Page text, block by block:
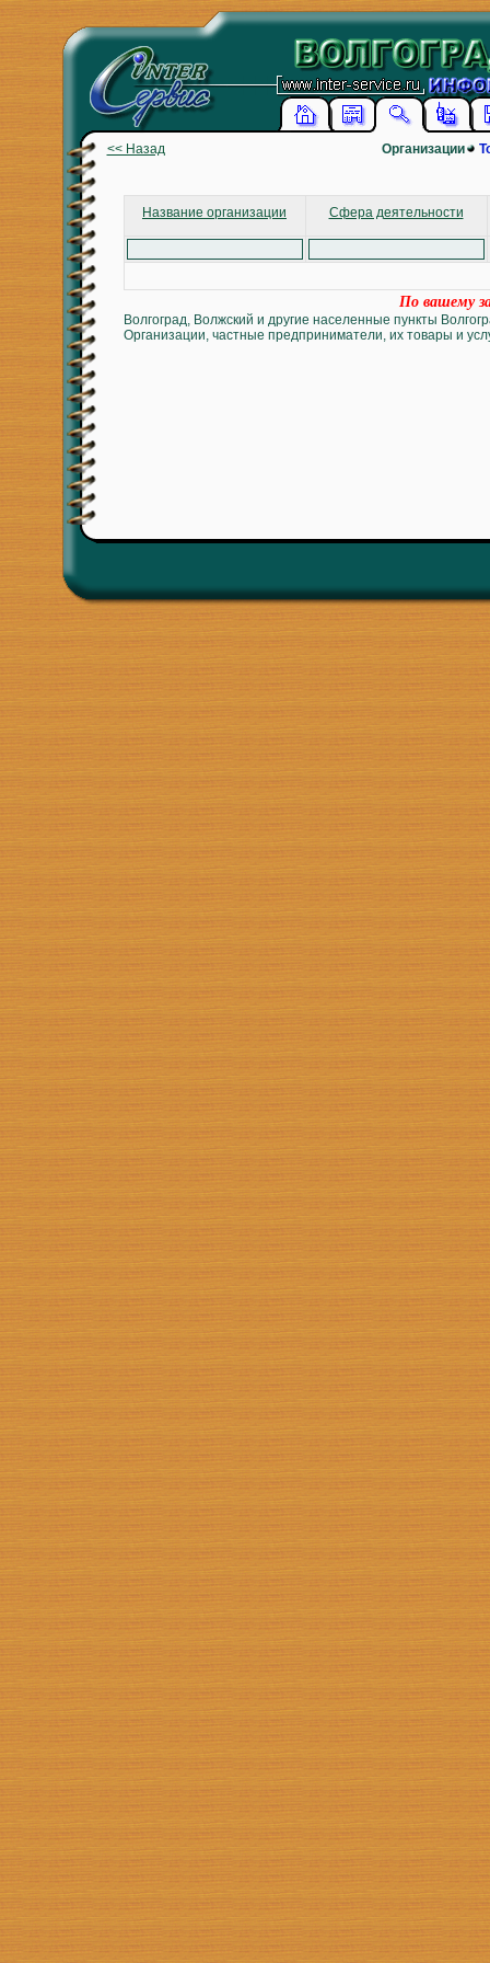
<< Назад Организации
Название организации Сфера деятельности
По вашему
Волгоград, Волжский и другие населенные пункты
Организации, частные предприниматели, их товары и